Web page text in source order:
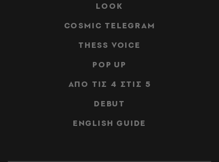
LOOK
COSMIC TELEGRAM
THESS VOICE
POP UP
ΑΠΟ ΤΙΣ 4 ΣΤΙΣ 5
DEBUT
ENGLISH GUIDE